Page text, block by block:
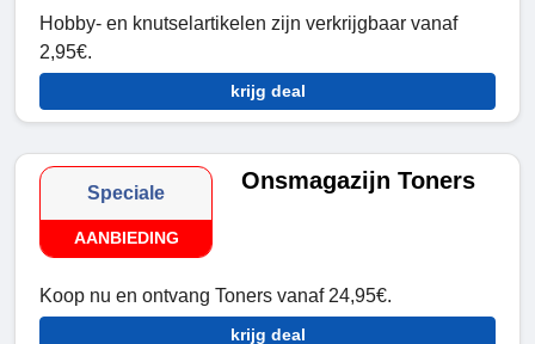
Hobby- en knutselartikelen zijn verkrijgbaar vanaf
2,95€.
krijg deal
Speciale
AANBIEDING
Onsmagazijn Toners
Koop nu en ontvang Toners vanaf 24,95€.
krijg deal